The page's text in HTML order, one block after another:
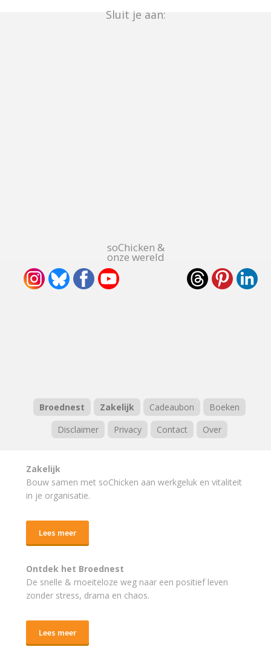
Sluit je aan:
soChicken &
onze wereld
Broednest Zakelijk Cadeaubon
Boeken
Disclaimer
Privacy Contact Over
Zakelijk
Bouw samen met soChicken aan werkgeluk en vitaliteit
in je organisatie.
Lees meer
Ontdek het Broednest
De snelle & moeiteloze weg naar een positief leven
zonder stress, drama en chaos.
Lees meer